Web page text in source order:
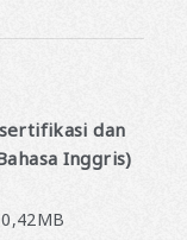
dan
Inggris)